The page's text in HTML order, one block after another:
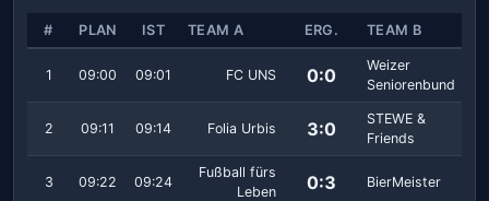
# PLAN IST TEAM A ERG. TEAM B
1 09:00 09:01 FC UNS 0:0
Weizer
Seniorenbund
2 09:11 09:14 Folia Urbis 3:0
STEWE &
Friends
3 09:22 09:24
Fußball fürs
Leben
0:3 BierMeister